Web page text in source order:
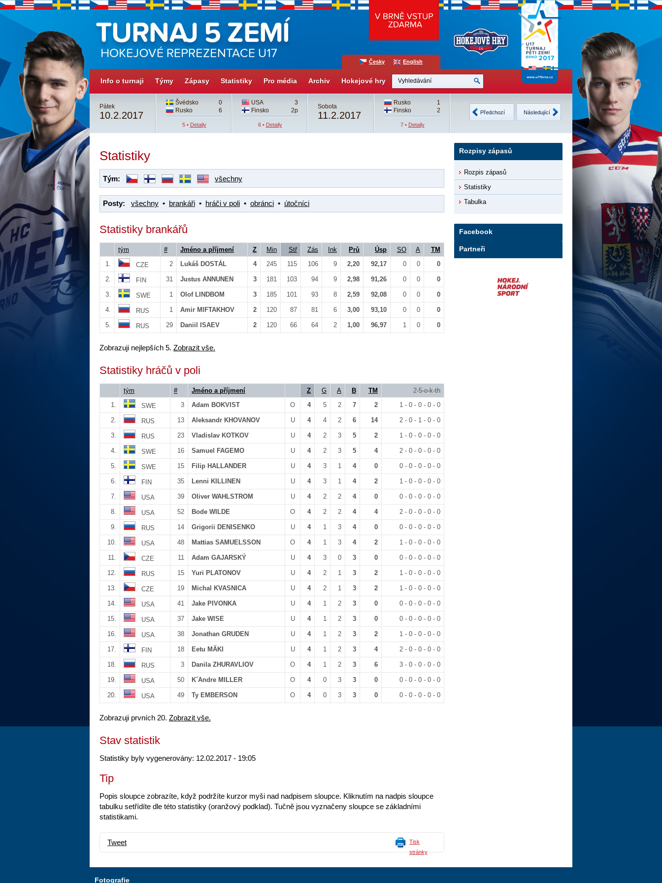
Česky English
Info o turnaji Týmy Zápasy Statistiky Pro média Archiv Hokejové hry
Česko
3
Švédsko
4sn
4 •Detaily
Pátek
10.2.2017
Švédsko
0
Rusko
6
5 • Detaily
USA
3
Finsko
2p
6 • Detaily
Sobota
11.2.2017
Rusko
1
Finsko
2
7 • Detaily
Česko
2
USA
Neděle
12.2.2017
Finsko
Švédsko
9 • Detaily
Předchozí Následující
Statistiky
Tým: všechny
Posty: všechny • brankáři • hráči v poli • obránci • útočníci
Statistiky brankářů
tým # Jméno a příjmení Z Min Stř Zás Ink Prů Úsp SO A
TM
1.
CZE 2 Lukáš DOSTÁL 4 245 115 106 9 2,20 92,17 0 0 0
2. FIN 31 Justus ANNUNEN 3 181 103 94 9 2,98 91,26 0 0 0
3. SWE 1 Olof LINDBOM 3 185 101 93 8 2,59 92,08 0 0 0
4. RUS 1 Amir MIFTAKHOV 2 120 87 81 6 3,00 93,10 0 0 0
5. RUS 29 Daniil ISAEV 2 120 66 64 2 1,00 96,97 1 0 0
Zobrazuji nejlepších 5. Zobrazit vše.
Statistiky hráčů v poli
tým # Jméno a příjmení Z G A B TM
2-5-o-k-th
1.
SWE 3 Adam BOKVIST O 4 5 2 7 2 1 - 0 - 0 - 0 - 0
2. RUS 13 Aleksandr KHOVANOV U 4 4 2 6 14 2 - 0 - 1 - 0 - 0
3. RUS 23 Vladislav KOTKOV U 4 2 3 5 2 1 - 0 - 0 - 0 - 0
4. SWE 16 Samuel FAGEMO U 4 2 3 5 4 2 - 0 - 0 - 0 - 0
5. SWE 15 Filip HALLANDER U 4 3 1 4 0 0 - 0 - 0 - 0 - 0
6. FIN 35 Lenni KILLINEN U 4 3 1 4 2 1 - 0 - 0 - 0 - 0
7. USA 39 Oliver WAHLSTROM U 4 2 2 4 0 0 - 0 - 0 - 0 - 0
8. USA 52 Bode WILDE O 4 2 2 4 4 2 - 0 - 0 - 0 - 0
9. RUS 14 Grigorii DENISENKO U 4 1 3 4 0 0 - 0 - 0 - 0 - 0
10. USA 48 Mattias SAMUELSSON O 4 1 3 4 2 1 - 0 - 0 - 0 - 0
11. CZE 11 Adam GAJARSKÝ U 4 3 0 3 0 0 - 0 - 0 - 0 - 0
12. RUS 15 Yuri PLATONOV U 4 2 1 3 2 1 - 0 - 0 - 0 - 0
13. CZE 19 Michal KVASNICA U 4 2 1 3 2 1 - 0 - 0 - 0 - 0
14. USA 41 Jake PIVONKA U 4 1 2 3 0 0 - 0 - 0 - 0 - 0
15. USA 37 Jake WISE U 4 1 2 3 0 0 - 0 - 0 - 0 - 0
16. USA 38 Jonathan GRUDEN U 4 1 2 3 2 1 - 0 - 0 - 0 - 0
17. FIN 18 Eetu MÄKI U 4 1 2 3 4 2 - 0 - 0 - 0 - 0
18. RUS 3 Danila ZHURAVLIOV O 4 1 2 3 6 3 - 0 - 0 - 0 - 0
19. USA 50 K´Andre MILLER O 4 0 3 3 0 0 - 0 - 0 - 0 - 0
20. USA 49 Ty EMBERSON O 4 0 3 3 0 0 - 0 - 0 - 0 - 0
Zobrazuji prvních 20. Zobrazit vše.
Stav statistik
Statistiky byly vygenerovány: 12.02.2017 - 19:05
Tip
Popis sloupce zobrazíte, když podržíte kurzor myši nad nadpisem sloupce. Kliknutím na nadpis sloupce
tabulku setřídíte dle této statistiky (oranžový podklad). Tučně jsou vyznačeny sloupce se základními
statistikami.
Tweet
Tisk
stránky
Rozpisy zápasů
Rozpis zápasů
Statistiky
Tabulka
Facebook
Partneři
Fotografie